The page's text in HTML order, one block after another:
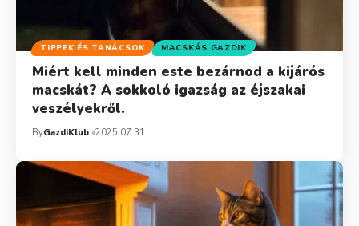
TIPPEK ÉS TANÁCSOK MACSKÁS GAZDIK
Miért kell minden este bezárnod a kijárós
macskát? A sokkoló igazság az éjszakai
veszélyekről.
ByGazdiKlub 2025.07.31.